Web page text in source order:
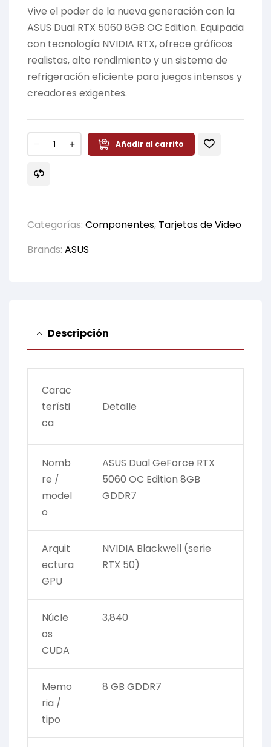
Vive el poder de la nueva generación con la
ASUS Dual RTX 5060 8GB OC Edition. Equipada
con tecnología NVIDIA RTX, ofrece gráficos
realistas, alto rendimiento y un sistema de
refrigeración eficiente para juegos intensos y
creadores exigentes.
Añadir al carrito
Categorías: Componentes, Tarjetas de Video
Brands: ASUS
Descripción
Carac
terísti
ca
Detalle
Nomb
re /
model
o
ASUS Dual GeForce RTX
5060 OC Edition 8GB
GDDR7
Arquit
ectura
GPU
NVIDIA Blackwell (serie
RTX 50)
Núcle
os
CUDA
3,840
Memo
ria /
tipo
8 GB GDDR7